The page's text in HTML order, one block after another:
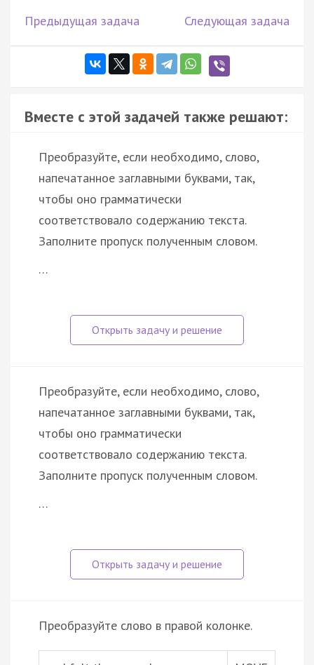
Предыдущая задача Следующая задача
Вместе с этой задачей также решают:
Преобразуйте, если необходимо, слово,
напечатанное заглавными буквами, так,
чтобы оно грамматически
соответствовало содержанию текста.
Заполните пропуск полученным словом.
…
Преобразуйте, если необходимо, слово,
напечатанное заглавными буквами, так,
чтобы оно грамматически
соответствовало содержанию текста.
Заполните пропуск полученным словом.
…
Преобразуйте слово в правой колонке.